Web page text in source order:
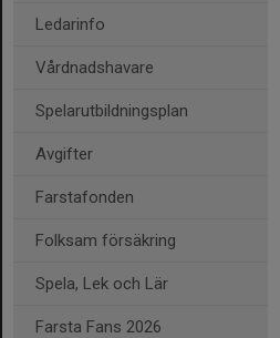
Ledarinfo
Vårdnadshavare
Spelarutbildningsplan
Avgifter
Farstafonden
Folksam försäkring
Spela, Lek och Lär
Farsta Fans 2026